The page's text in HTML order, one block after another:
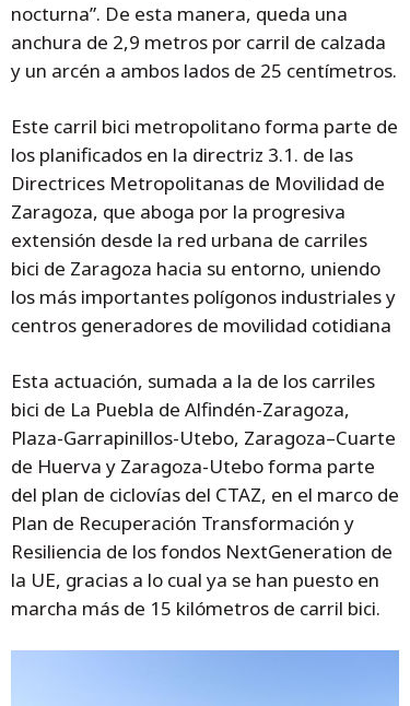
nocturna”. De esta manera, queda una
anchura de 2,9 metros por carril de calzada
y un arcén a ambos lados de 25 centímetros.
Este carril bici metropolitano forma parte de
los planificados en la directriz 3.1. de las
Directrices Metropolitanas de Movilidad de
Zaragoza, que aboga por la progresiva
extensión desde la red urbana de carriles
bici de Zaragoza hacia su entorno, uniendo
los más importantes polígonos industriales y
centros generadores de movilidad cotidiana
Esta actuación, sumada a la de los carriles
bici de La Puebla de Alfindén-Zaragoza,
Plaza-Garrapinillos-Utebo, Zaragoza–Cuarte
de Huerva y Zaragoza-Utebo forma parte
del plan de ciclovías del CTAZ, en el marco de
Plan de Recuperación Transformación y
Resiliencia de los fondos NextGeneration de
la UE, gracias a lo cual ya se han puesto en
marcha más de 15 kilómetros de carril bici.